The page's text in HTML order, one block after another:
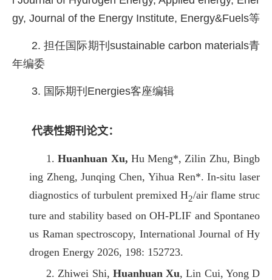
gy, Journal of the Energy Institute, Energy&Fuels等
2. 担任国际期刊 sustainable carbon materials青
年编委
3. 国际期刊 Energies客座编辑
代表性期刊论文：
1.Huanhuan Xu, Hu Meng*, Zilin Zhu, Bingb
ing Zheng, Junqing Chen, Yihua Ren*. In-situ laser
diagnostics of turbulent premixed H2/air flame struc
ture and stability based on OH-PLIF and Spontaneo
us Raman spectroscopy, International Journal of Hy
drogen Energy 2026, 198: 152723.
2. Zhiwei Shi, Huanhuan Xu, Lin Cui, Yong D